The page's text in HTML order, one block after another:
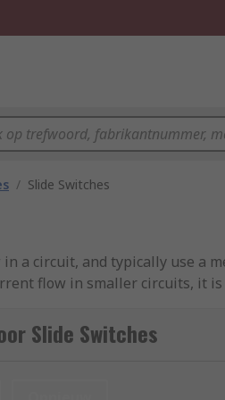
/ Slide Switches
a circuit, and typically use a
flow in smaller circuits, it
switches, slide switches
Slide Switches